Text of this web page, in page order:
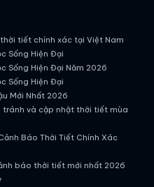
tiết chính xác tại Việt Nam
Sống Hiện Đại
Sống Hiện Đại Năm 2026
Sống Hiện Đại
Mới Nhất 2026
tránh và cập nhật thời tiết mùa
Báo Thời Tiết Chính Xác
báo thời tiết mới nhất 2026